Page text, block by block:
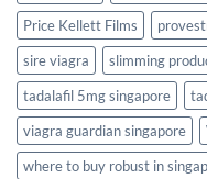
Price Kellett Films
sire viagra
slimming
tadalafil 5mg singapore
viagra guardian singapore
where to buy robust in